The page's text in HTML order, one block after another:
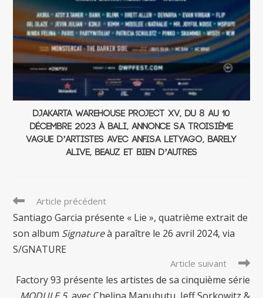
Djakarta Warehouse Project XV, du 8 au 10
décembre 2023 à Bali, annonce sa troisième
vague d’artistes avec Anfisa Letyago, Barely
Alive, Beauz et bien d’autres
Read
more
articles
Article précédent
Santiago Garcia présente « Lie », quatrième extrait de
son album Signatureà paraître le 26 avril 2024, via
S/GNATURE
Article suivant
Factory 93 présente les artistes de sa cinquième série